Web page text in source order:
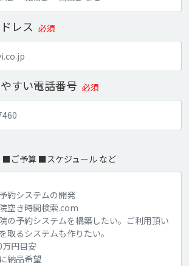
レス 必須
すい電話番号 必須
ご予算 ■スケジュール など